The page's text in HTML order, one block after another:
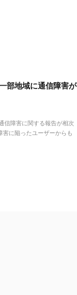
部地域に通信障害が
信障害に関する報告が相次
に陥ったユーザーからも